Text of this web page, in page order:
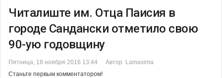
Читалиште им. Отца Паисия в
городе Сандански отметило свою
90-ую годовщину
Пятница, 18 ноября 2016 13:44
Автор Lamaxima
Станьте первым комментатором!